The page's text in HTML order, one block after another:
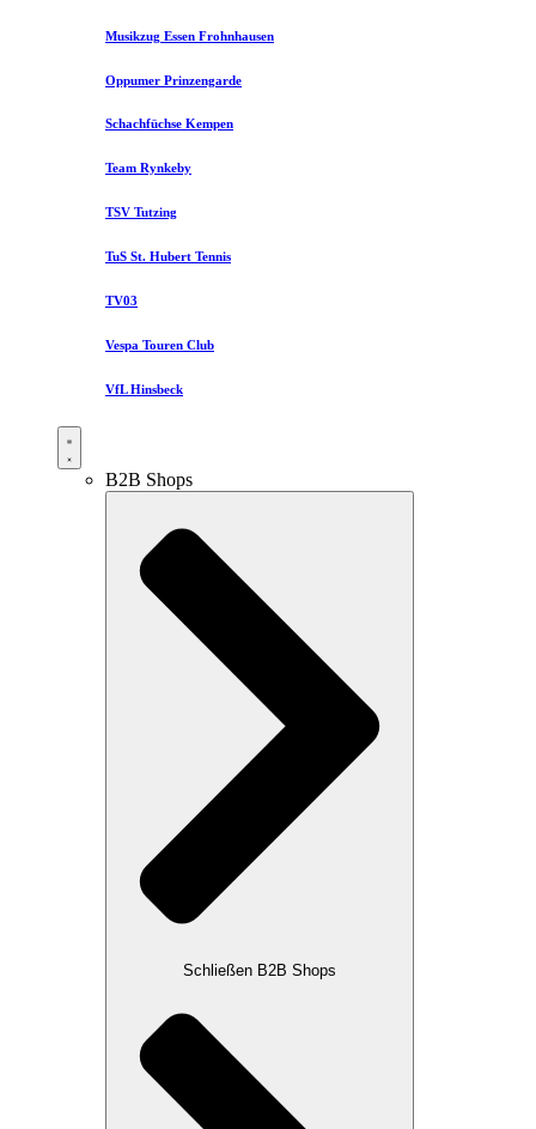
Musikzug Essen Frohnhausen
Oppumer Prinzengarde
Schachfüchse Kempen
Team Rynkeby
TSV Tutzing
TuS St. Hubert Tennis
TV03
Vespa Touren Club
VfL Hinsbeck
B2B Shops
Schließen B2B Shops